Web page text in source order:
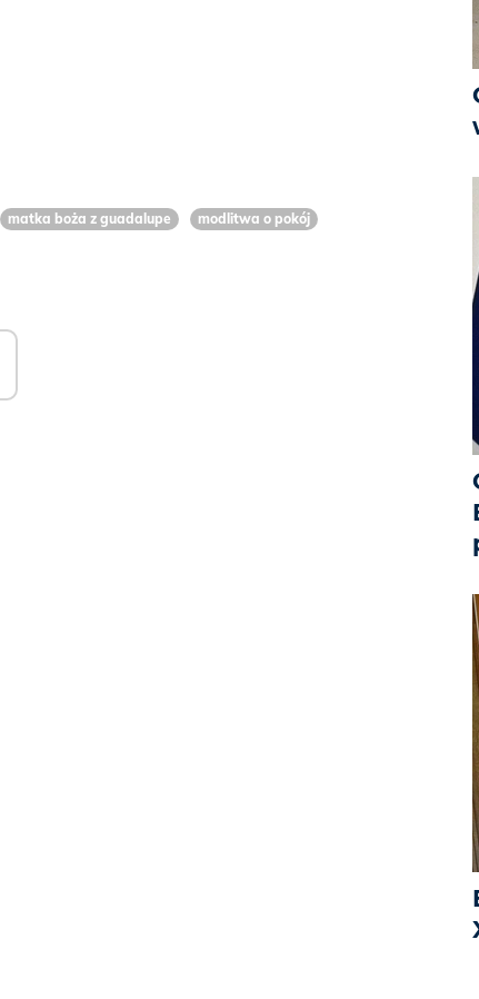
matka boża z guadalupe modlitwa o pokój